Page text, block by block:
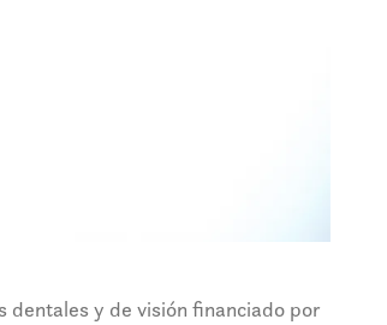
y de visión financiado por